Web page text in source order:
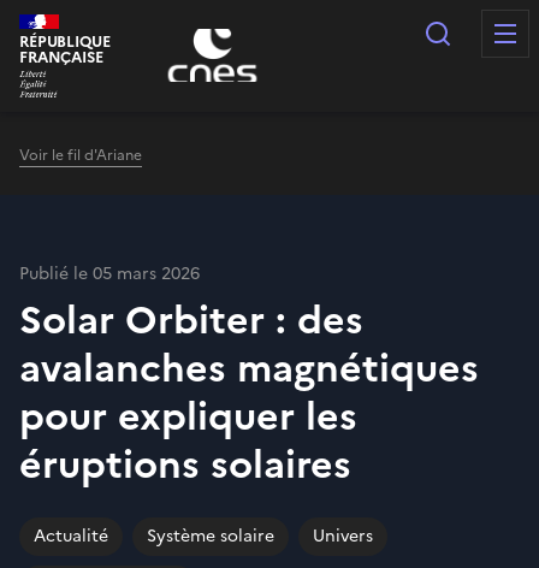
Panneau de gestion des cookies
RÉPUBLIQUE
FRANÇAISE
Voir le fil d'Ariane
Publié le 05 mars 2026
Solar Orbiter : des
avalanches magnétiques
pour expliquer les
éruptions solaires
Actualité Système solaire
Univers